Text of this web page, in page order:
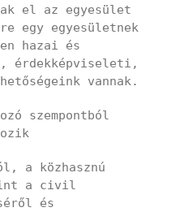
el az egyesület
egy egyesületnek
hazai és
érdekképviseleti,
vannak.
szempontból
a közhasznú
a civil
és